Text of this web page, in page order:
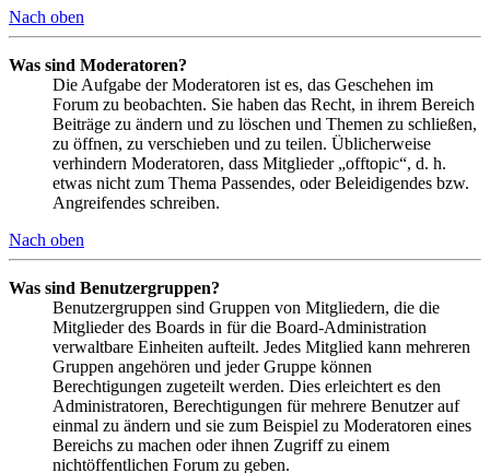
Nach oben
Was sind Moderatoren?
Die Aufgabe der Moderatoren ist es, das Geschehen im
Forum zu beobachten. Sie haben das Recht, in ihrem Bereich
Beiträge zu ändern und zu löschen und Themen zu schließen,
zu öffnen, zu verschieben und zu teilen. Üblicherweise
verhindern Moderatoren, dass Mitglieder „offtopic“, d. h.
etwas nicht zum Thema Passendes, oder Beleidigendes bzw.
Angreifendes schreiben.
Nach oben
Was sind Benutzergruppen?
Benutzergruppen sind Gruppen von Mitgliedern, die die
Mitglieder des Boards in für die Board-Administration
verwaltbare Einheiten aufteilt. Jedes Mitglied kann mehreren
Gruppen angehören und jeder Gruppe können
Berechtigungen zugeteilt werden. Dies erleichtert es den
Administratoren, Berechtigungen für mehrere Benutzer auf
einmal zu ändern und sie zum Beispiel zu Moderatoren eines
Bereichs zu machen oder ihnen Zugriff zu einem
nichtöffentlichen Forum zu geben.